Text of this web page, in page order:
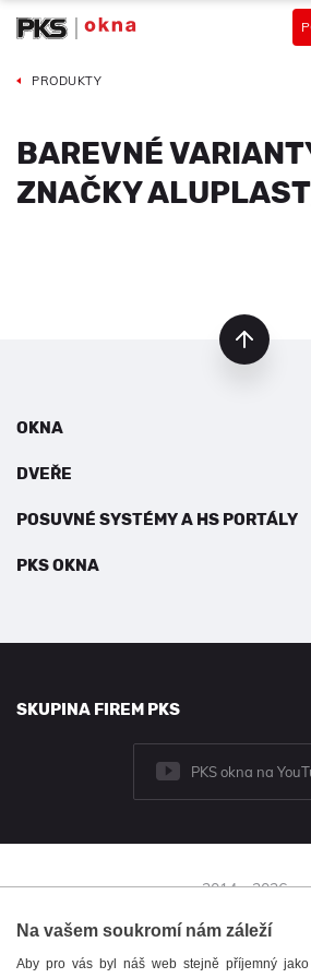
PRODUKTY
BAREVNÉ
ZNAČKY
OKNA
DVEŘE
POSUVNÉ SYSTÉMY A HS PORTÁLY
PKS OKNA
SKUPINA FIREM PKS
PKS okna na
2014 - 2026
Brněnská 126/38,
591 01 Žďár nad
Na vašem soukromí nám záleží
Aby pro vás byl náš web stejně příjemný